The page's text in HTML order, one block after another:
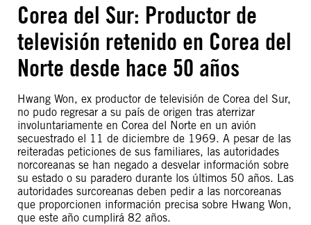
Corea del Sur: Productor de
televisión retenido en Corea del
Norte desde hace 50 años
Hwang Won, ex productor de televisión de Corea del Sur,
no pudo regresar a su país de origen tras aterrizar
involuntariamente en Corea del Norte en un avión
secuestrado el 11 de diciembre de 1969. A pesar de las
reiteradas peticiones de sus familiares, las autoridades
norcoreanas se han negado a desvelar información sobre
su estado o su paradero durante los últimos 50 años. Las
autoridades surcoreanas deben pedir a las norcoreanas
que proporcionen información precisa sobre Hwang Won,
que este año cumplirá 82 años.